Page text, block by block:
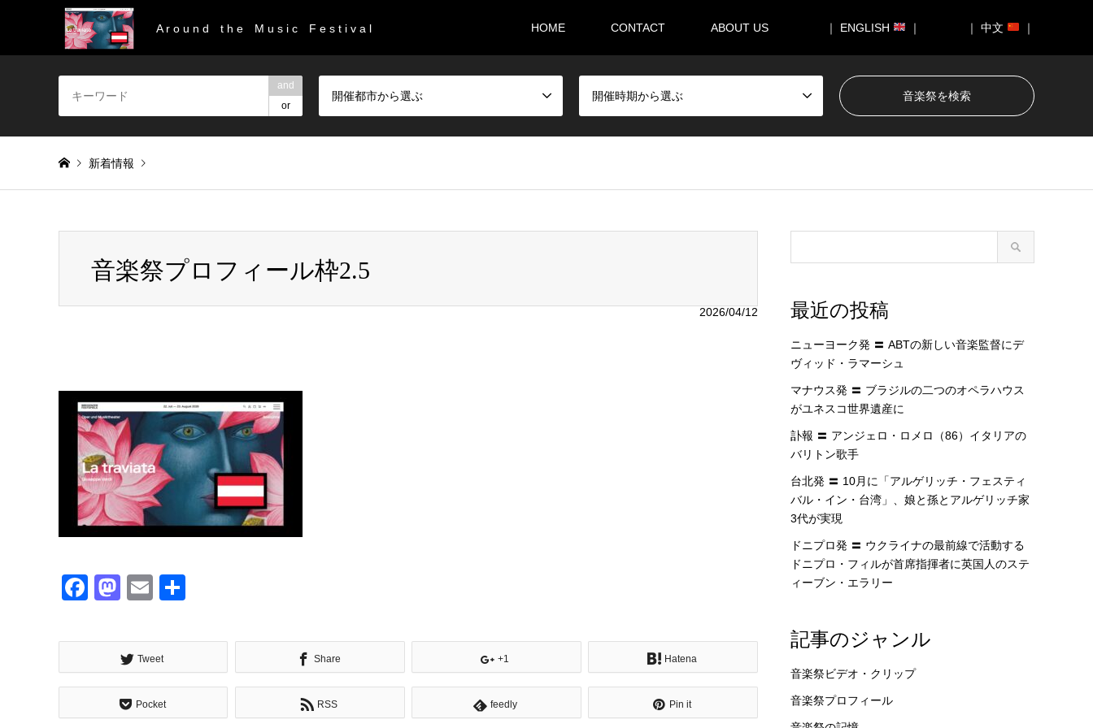
A r o u n d t h e M u s i c F e s t i v a l HOME CONTACT ABOUT US ｜ ENGLISH ｜ ｜ 中文 ｜
and
or
開催都市から選ぶ 開催時期から選ぶ
新着情報
音楽祭プロフィール枠2.5
音楽祭プロフィール枠2.5
2026/04/12
Facebook
Mastodon
Email
Tweet Share +1 Hatena
Pocket RSS feedly Pin it
最近の投稿
ニューヨーク発 〓 ABTの新しい音楽監督にデ
ヴィッド・ラマーシュ
マナウス発 〓 ブラジルの二つのオペラハウス
がユネスコ世界遺産に
訃報 〓 アンジェロ・ロメロ（86）イタリアの
バリトン歌手
台北発 〓 10月に「アルゲリッチ・フェスティ
バル・イン・台湾」、娘と孫とアルゲリッチ家
3代が実現
ドニプロ発 〓 ウクライナの最前線で活動する
ドニプロ・フィルが首席指揮者に英国人のステ
ィーブン・エラリー
記事のジャンル
音楽祭ビデオ・クリップ
音楽祭プロフィール